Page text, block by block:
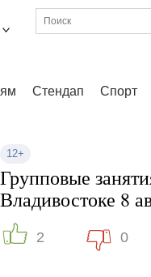
Стендап Спорт
12+
Групповые
Владивостоке 8
2 0